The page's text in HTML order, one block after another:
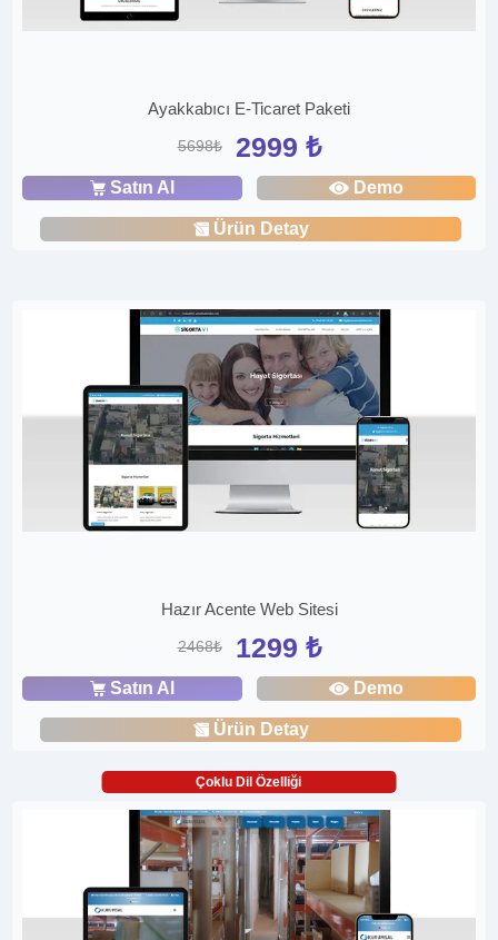
Ayakkabıcı E-Ticaret Paketi
5698₺ 2999 ₺
Satın Al Demo
Ürün Detay
Hazır Acente Web Sitesi
2468₺ 1299 ₺
Satın Al Demo
Ürün Detay
Çoklu Dil Özelliği